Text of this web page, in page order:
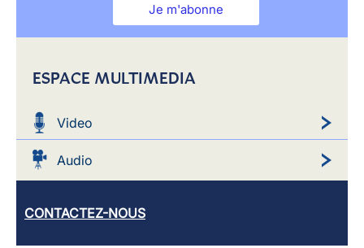
Je m'abonne
ESPACE MULTIMEDIA
Video
Audio
CONTACTEZ-NOUS